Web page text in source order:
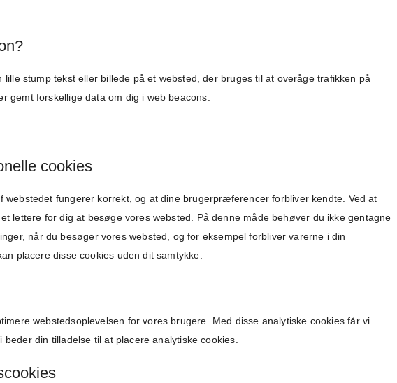
lille stump tekst eller billede på et websted, der bruges til at overåge trafikken på
gemt forskellige data om dig i web beacons.
cookies
webstedet fungerer korrekt, og at dine brugerpræferencer forbliver kendte. Ved at
lettere for dig at besøge vores websted. På denne måde behøver du ikke gentagne
når du besøger vores websted, og for eksempel forbliver varerne i din
placere disse cookies uden dit samtykke.
webstedsoplevelsen for vores brugere. Med disse analytiske cookies får vi
din tilladelse til at placere analytiske cookies.